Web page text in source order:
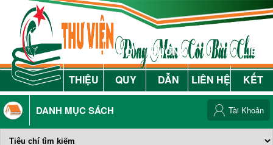
GIỚI
THIỆU
NỘI
QUY
HƯỚNG
DẪN
LIÊN HỆ
LIÊN
KẾT
DANH MỤC SÁCH Tài Khoản